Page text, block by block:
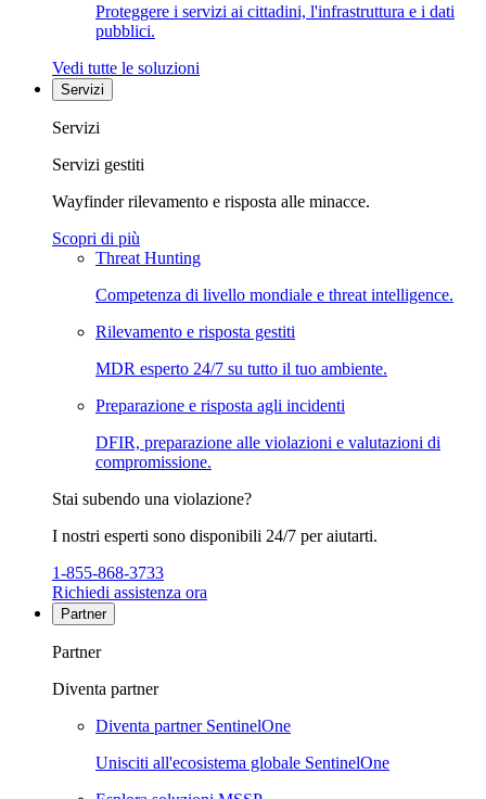
Proteggere i servizi ai cittadini, l'infrastruttura e i dati
pubblici.
Vedi tutte le soluzioni
Servizi
Servizi
Servizi gestiti
Wayfinder rilevamento e risposta alle minacce.
Scopri di più
Threat Hunting
Competenza di livello mondiale e threat intelligence.
Rilevamento e risposta gestiti
MDR esperto 24/7 su tutto il tuo ambiente.
Preparazione e risposta agli incidenti
DFIR, preparazione alle violazioni e valutazioni di
compromissione.
Stai subendo una violazione?
I nostri esperti sono disponibili 24/7 per aiutarti.
1-855-868-3733
Richiedi assistenza ora
Partner
Partner
Diventa partner
Diventa partner SentinelOne
Unisciti all'ecosistema globale SentinelOne